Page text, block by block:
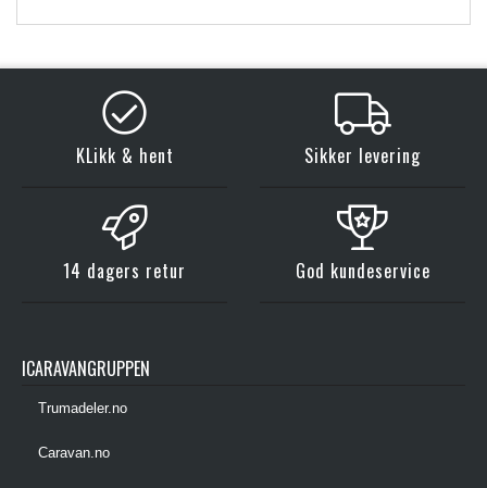
KLikk & hent Sikker levering
14 dagers retur God kundeservice
ICARAVANGRUPPEN
Trumadeler.no
Caravan.no